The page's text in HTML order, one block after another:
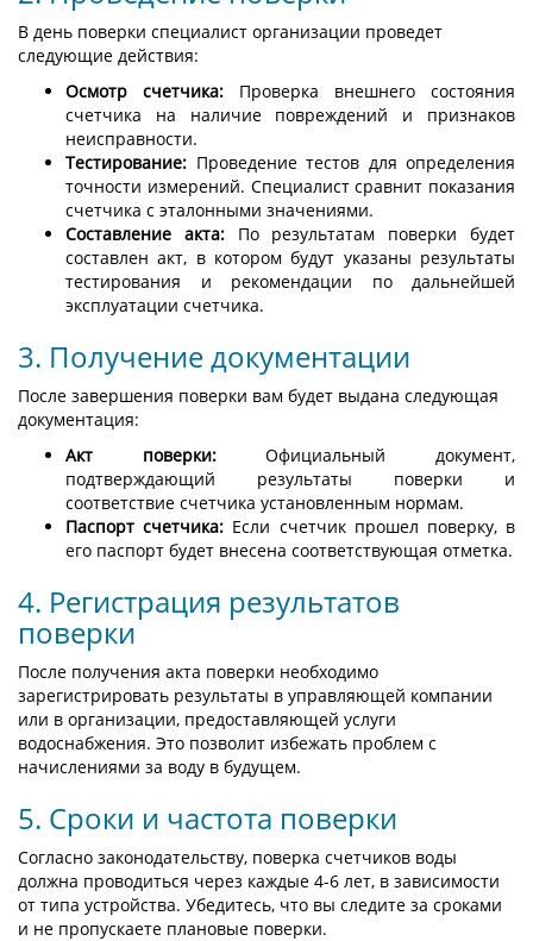
В день поверки специалист организации проведет
следующие действия:
Осмотр счетчика: Проверка внешнего состояния
счетчика на наличие повреждений и признаков
неисправности.
Тестирование: Проведение тестов для определения
точности измерений. Специалист сравнит показания
счетчика с эталонными значениями.
Составление акта:По результатам поверки будет
составлен акт, в котором будут указаны результаты
тестирования и рекомендации по дальнейшей
эксплуатации счетчика.
3. Получение документации
После завершения поверки вам будет выдана следующая
документация:
Акт поверки:Официальный документ,
подтверждающий результаты поверки и
соответствие счетчика установленным нормам.
Паспорт счетчика: Если счетчик прошел поверку, в
его паспорт будет внесена соответствующая отметка.
4. Регистрация результатов
поверки
После получения акта поверки необходимо
зарегистрировать результаты в управляющей компании
или в организации, предоставляющей услуги
водоснабжения. Это позволит избежать проблем с
начислениями за воду в будущем.
5. Сроки и частота поверки
Согласно законодательству, поверка счетчиков воды
должна проводиться через каждые 4-6 лет, в зависимости
от типа устройства. Убедитесь, что вы следите за сроками
и не пропускаете плановые поверки.